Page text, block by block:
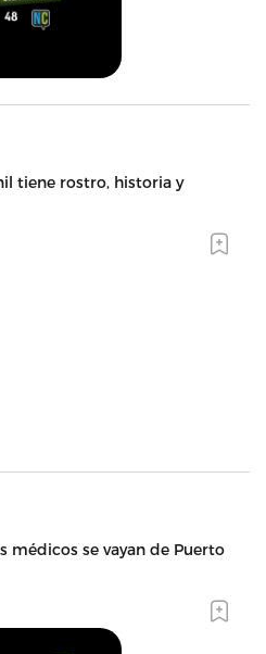
tiene rostro, historia y
médicos se vayan de Puerto